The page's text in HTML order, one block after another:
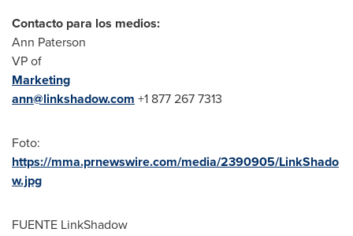
Contacto para los medios:
Ann Paterson
VP of
Marketing
ann@linkshadow.com +1 877 267 7313
Foto:
https://mma.prnewswire.com/media/2390905/LinkShado
w.jpg
FUENTE LinkShadow